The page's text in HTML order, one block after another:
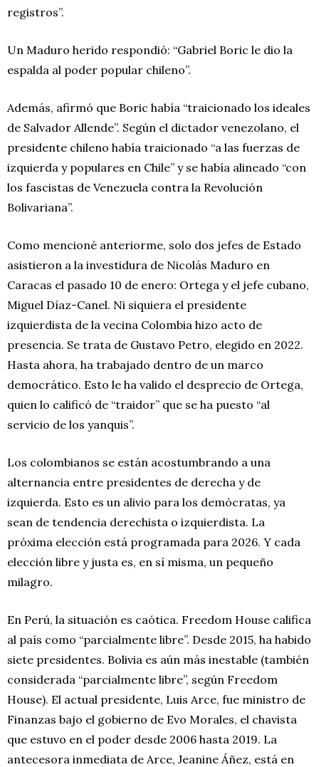
registros”.
Un Maduro herido respondió: “Gabriel Boric le dio la
espalda al poder popular chileno”.
Además, afirmó que Boric había “traicionado los ideales
de Salvador Allende”. Según el dictador venezolano, el
presidente chileno había traicionado “a las fuerzas de
izquierda y populares en Chile” y se había alineado “con
los fascistas de Venezuela contra la Revolución
Bolivariana”.
Como mencioné anteriorme, solo dos jefes de Estado
asistieron a la investidura de Nicolás Maduro en
Caracas el pasado 10 de enero: Ortega y el jefe cubano,
Miguel Díaz-Canel. Ni siquiera el presidente
izquierdista de la vecina Colombia hizo acto de
presencia. Se trata de Gustavo Petro, elegido en 2022.
Hasta ahora, ha trabajado dentro de un marco
democrático. Esto le ha valido el desprecio de Ortega,
quien lo calificó de “traidor” que se ha puesto “al
servicio de los yanquis”.
Los colombianos se están acostumbrando a una
alternancia entre presidentes de derecha y de
izquierda. Esto es un alivio para los demócratas, ya
sean de tendencia derechista o izquierdista. La
próxima elección está programada para 2026. Y cada
elección libre y justa es, en sí misma, un pequeño
milagro.
En Perú, la situación es caótica. Freedom House califica
al país como “parcialmente libre”. Desde 2015, ha habido
siete presidentes. Bolivia es aún más inestable (también
considerada “parcialmente libre”, según Freedom
House). El actual presidente, Luis Arce, fue ministro de
Finanzas bajo el gobierno de Evo Morales, el chavista
que estuvo en el poder desde 2006 hasta 2019. La
antecesora inmediata de Arce, Jeanine Áñez, está en